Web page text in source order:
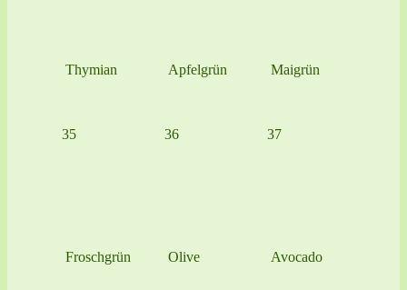
Thymian Apfelgrün Maigrün
35
Froschgrün
36
Olive
37
Avocado